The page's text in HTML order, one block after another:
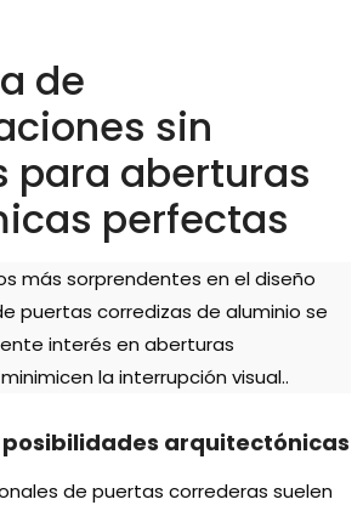
de
sin
para aberturas
perfectas
más sorprendentes en el diseño
puertas corredizas de aluminio se
interés en aberturas
la interrupción visual..
arquitectónicas
de puertas correderas suelen